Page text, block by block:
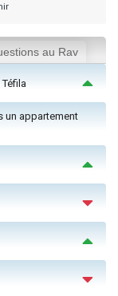
au Rav
un appartement